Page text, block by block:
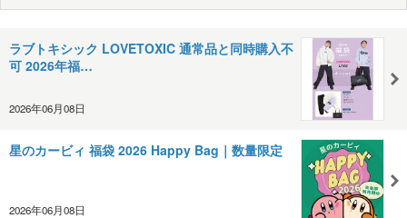
ラブトキシック LOVETOXIC 通常品と同時購入不
可 2026年福…
2026年06月08日
星のカービィ 福袋 2026 Happy Bag｜数量限定
2026年06月08日